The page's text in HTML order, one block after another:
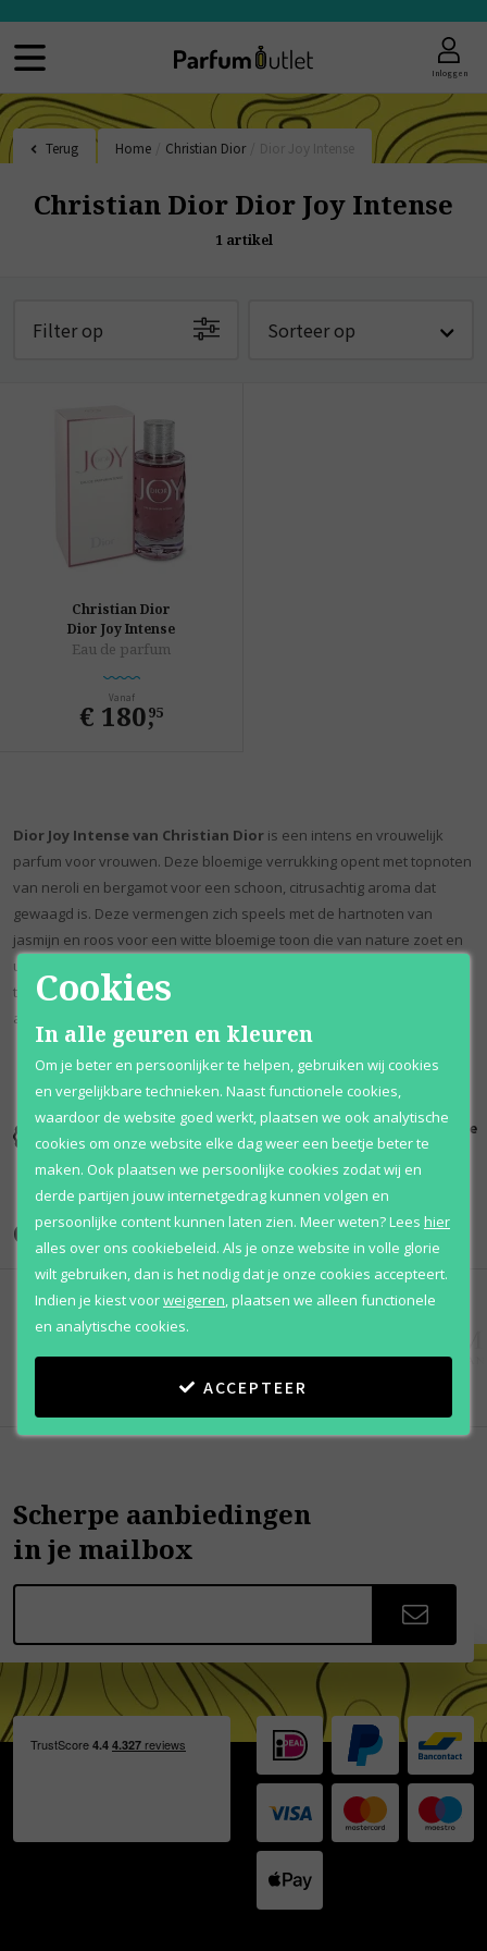
Inloggen
Terug Home Christian Dior
Christian Dior Dior Joy Intense
1 artikel
Filter op Sorteer op
Christian Dior
Dior Joy Intense
Eau de parfum
Vanaf
€ 180,
95
Dior Joy Intense van Christian Dior is een intens en vrouwelijk
parfum voor vrouwen. Deze bloemige verrukking opent met topnoten
van neroli en bergamot voor een schoon, citrusachtig aroma dat
gewaagd is. Deze vermengen zich speels met de hartnoten van
jasmijn en roos voor een witte bloemige toon die van nature zoet en
uitnodigend is. Aan de basis bevinden zich noten van vanille,
tonkaboon, musk en sandelhout voor een warme, houtachtige
aardsheid. Christian dior lanceerde deze sensuele geur in 2018
Kortingen
tot wel 70%
Al 12 jaar
voordelig
100% originele
parfums
Onze merken
Scherpe aanbiedingen
in je mailbox
Cookies
In alle geuren en kleuren
Om je beter en persoonlijker te helpen, gebruiken wij cookies
en vergelijkbare technieken. Naast functionele cookies,
waardoor de website goed werkt, plaatsen we ook analytische
cookies om onze website elke dag weer een beetje beter te
maken. Ook plaatsen we persoonlijke cookies zodat wij en
derde partijen jouw internetgedrag kunnen volgen en
persoonlijke content kunnen laten zien. Meer weten?Lees hier
alles over ons cookiebeleid. Als je onze website in volle glorie
wilt gebruiken, dan is het nodig dat je onze cookies accepteert.
Indien je kiest voorweigeren plaatsen we alleen functionele
en analytische cookies.
ACCEPTEER